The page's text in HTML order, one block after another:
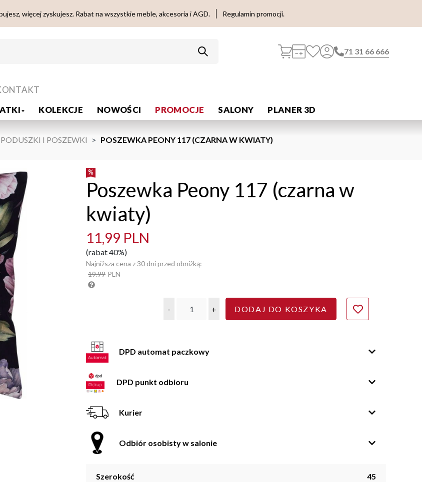
więcej zyskujesz. Rabat na wszystkie meble, akcesoria i AGD. Regulamin promocji.
71 31 66 666
KOLEKCJE NOWOŚCI PROMOCJE SALONY PLANER 3D
PODUSZKI I POSZEWKI POSZEWKA PEONY 117 (CZARNA W KWIATY)
Poszewka Peony 117 (czarna w
kwiaty)
11,99 PLN
(rabat 40%)
Najniższa cena z 30 dni przed obniżką:
19.99 PLN
- + DODAJ DO KOSZYKA
DPD automat paczkowy
DPD punkt odbioru
Kurier
Odbiór osobisty w salonie
Szerokość 45